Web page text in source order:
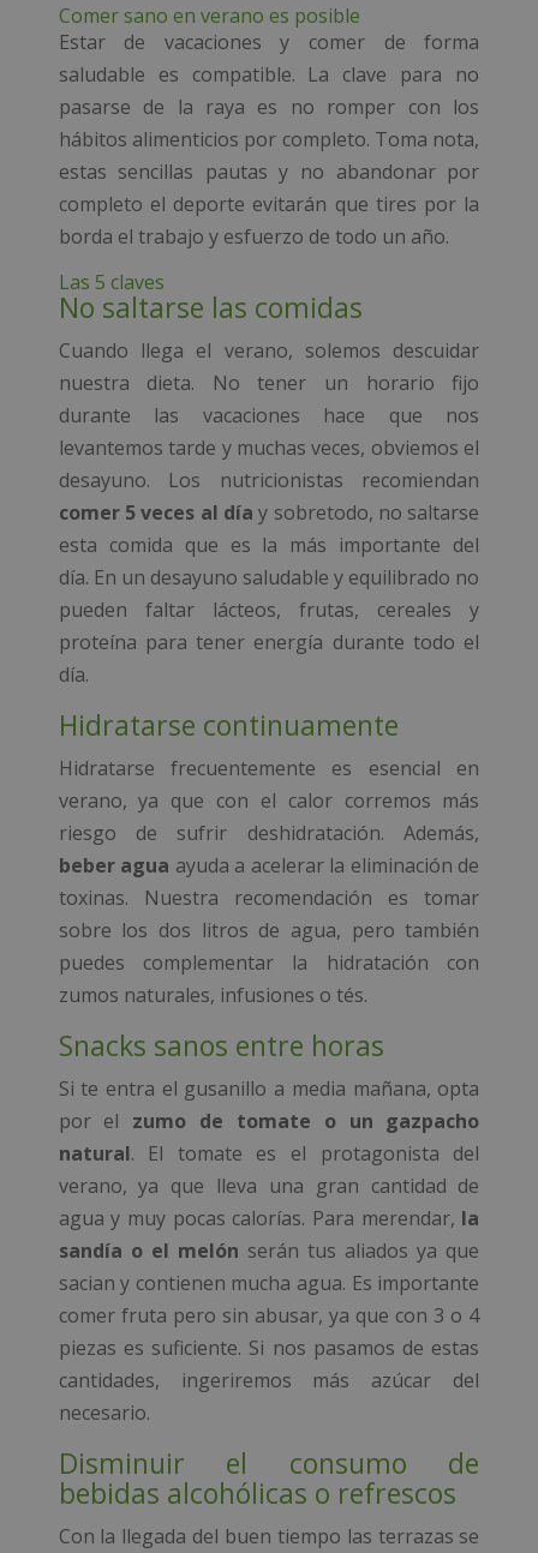
Comer sano en verano es posible
Estar de vacaciones y comer de forma
saludable es compatible. La clave para no
pasarse de la raya es no romper con los
hábitos alimenticios por completo. Toma nota,
estas sencillas pautas y no abandonar por
completo el deporte evitarán que tires por la
borda el trabajo y esfuerzo de todo un año.
Las 5 claves
No saltarse las comidas
Cuando llega el verano, solemos descuidar
nuestra dieta. No tener un horario fijo
durante las vacaciones hace que nos
levantemos tarde y muchas veces, obviemos el
desayuno. Los nutricionistas recomiendan
comer 5 veces al día y sobretodo, no saltarse
esta comida que es la más importante del
día. En un desayuno saludable y equilibrado no
pueden faltar lácteos, frutas, cereales y
proteína para tener energía durante todo el
día.
Hidratarse continuamente
Hidratarse frecuentemente es esencial en
verano, ya que con el calor corremos más
riesgo de sufrir deshidratación. Además,
beber agua ayuda a acelerar la eliminación de
toxinas. Nuestra recomendación es tomar
sobre los dos litros de agua, pero también
puedes complementar la hidratación con
zumos naturales, infusiones o tés.
Snacks sanos entre horas
Si te entra el gusanillo a media mañana, opta
por el zumo de tomate o un gazpacho
natural. El tomate es el protagonista del
verano, ya que lleva una gran cantidad de
agua y muy pocas calorías. Para merendar, la
sandía o el melón serán tus aliados ya que
sacian y contienen mucha agua. Es importante
comer fruta pero sin abusar, ya que con 3 o 4
piezas es suficiente. Si nos pasamos de estas
cantidades, ingeriremos más azúcar del
necesario.
Disminuir el consumo de
bebidas alcohólicas o refrescos
Con la llegada del buen tiempo las terrazas se